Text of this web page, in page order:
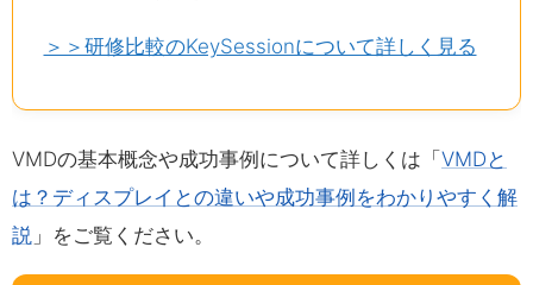
＞＞研修比較のKeySessionについて詳しく見る
VMDの基本概念や成功事例について詳しくは「 VMDと
は？ディスプレイとの違いや成功事例をわかりやすく解
説 」をご覧ください。